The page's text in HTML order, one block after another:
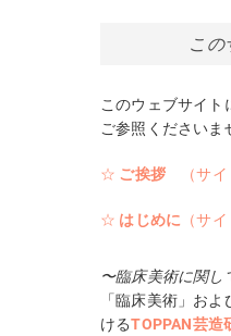
この
このウェブサイト
ご参照くださいま
☆ ご挨拶 （サ
☆ はじめに （サ
〜臨床美術に関し
「臨床美術」お
けるTOPPAN芸造